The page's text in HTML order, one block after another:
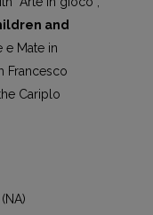
and
e Mate in
Francesco
Cariplo